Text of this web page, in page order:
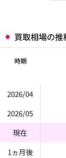
買取相場の
時期
2026/04
2026/05
現在
1ヵ月後